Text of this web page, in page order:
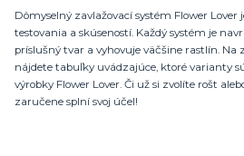
Dômyselný zavlažovací systém Flower
testovania a skúseností. Každý systém je
príslušný tvar a vyhovuje väčšine rastlín. Na
nájdete tabuľky uvádzajúce, ktoré varianty
výrobky Flower Lover. Či už si zvolíte rošt
zaručene splní svoj ​​účel!